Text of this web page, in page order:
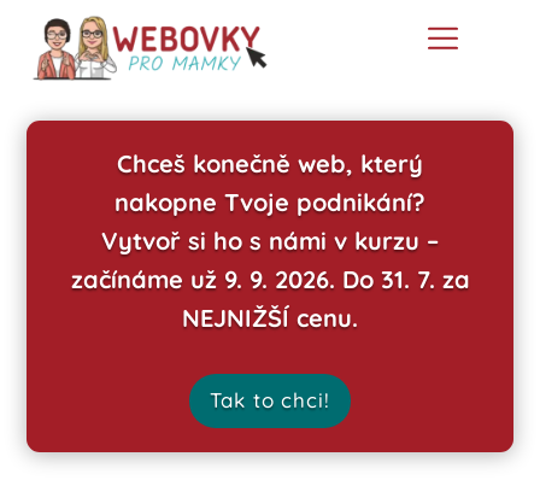
Chceš konečně web, který
nakopne Tvoje podnikání?
Vytvoř si ho s námi v kurzu –
začínáme už 9. 9. 2026. Do 31. 7. za
NEJNIŽŠÍ cenu.
Tak to chci!